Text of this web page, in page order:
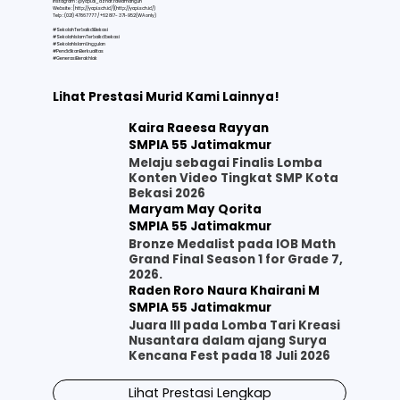
Website : [ http://yapi.sch.id/](http://yapi.sch.id/)
Telp : (021) 47867777 / +62 817- 371-952(WA only)
#SekolahTerbaikdiBekasi
#SekolahIslamTerbaikdibekasi
#SekolahIslamUnggulan
#PendidikanBerkualitas
#GenerasiBerakhlak
Lihat Prestasi Murid Kami Lainnya!
Kaira Raeesa Rayyan
SMPIA 55 Jatimakmur
Melaju sebagai Finalis Lomba
Konten Video Tingkat SMP Kota
Bekasi 2026
Maryam May Qorita
SMPIA 55 Jatimakmur
Bronze Medalist pada IOB Math
Grand Final Season 1 for Grade 7,
2026.
Raden Roro Naura Khairani M
SMPIA 55 Jatimakmur
Juara III pada Lomba Tari Kreasi
Nusantara dalam ajang Surya
Kencana Fest pada 18 Juli 2026
Lihat Prestasi Lengkap